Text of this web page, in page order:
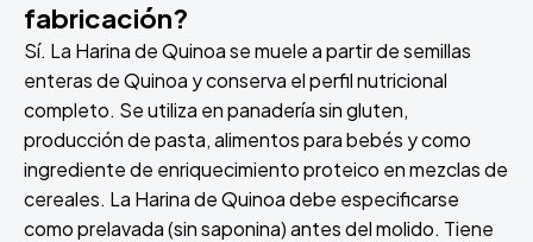
fabricación?
Sí. La Harina de Quinoa se muele a partir de semillas
enteras de Quinoa y conserva el perfil nutricional
completo. Se utiliza en panadería sin gluten,
producción de pasta, alimentos para bebés y como
ingrediente de enriquecimiento proteico en mezclas de
cereales. La Harina de Quinoa debe especificarse
como prelavada (sin saponina) antes del molido. Tiene